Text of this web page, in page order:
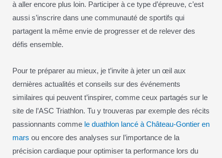
à aller encore plus loin. Participer à ce type d’épreuve, c’est
aussi s’inscrire dans une communauté de sportifs qui
partagent la même envie de progresser et de relever des
défis ensemble.
Pour te préparer au mieux, je t’invite à jeter un œil aux
dernières actualités et conseils sur des événements
similaires qui peuvent t’inspirer, comme ceux partagés sur le
site de l’ASC Triathlon. Tu y trouveras par exemple des récits
passionnants comme le duathlon lancé à Château-Gontier en
mars ou encore des analyses sur l’importance de la
précision cardiaque pour optimiser ta performance lors du